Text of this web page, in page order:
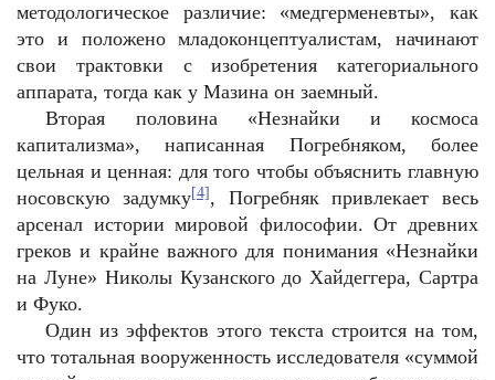
методологическое различие: «медгерменевты», как
это и положено младоконцептуалистам, начинают
свои трактовки с изобретения категориального
аппарата, тогда как у Мазина он заемный.
Вторая половина «Незнайки и космоса
капитализма», написанная Погребняком, более
цельная и ценная: для того чтобы объяснить главную
носовскую задумку[4], Погребняк привлекает весь
арсенал истории мировой философии. От древних
греков и крайне важного для понимания «Незнайки
на Луне» Николы Кузанского до Хайдеггера, Сартра
и Фуко.
Один из эффектов этого текста строится на том,
что тотальная вооруженность исследователя «суммой